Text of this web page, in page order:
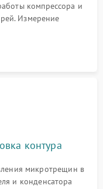
компрессора и
Измерение
термостата и
дисплея.
контура
микротрещин в
и конденсатора